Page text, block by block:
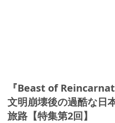
『Beast of
文明崩壊後の過酷な日
旅路【特集第2回】